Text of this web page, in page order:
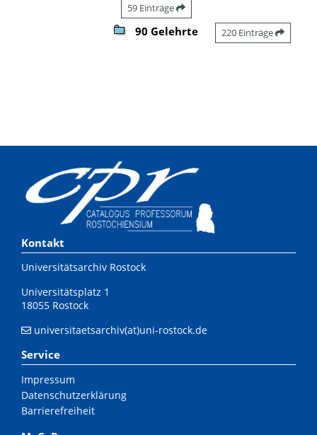
59 Einträge
90 Gelehrte 220 Einträge
Kontakt
Universitätsarchiv Rostock
Universitätsplatz 1
18055 Rostock
universitaetsarchiv(at)uni-rostock.de
Service
Impressum
Datenschutzerklärung
Barrierefreiheit